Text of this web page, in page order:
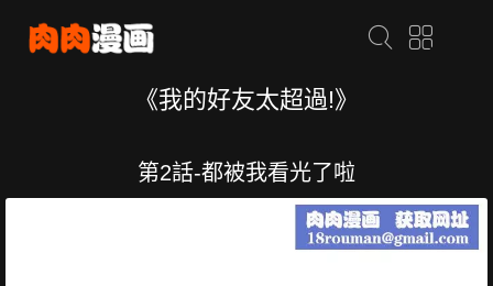
《我的好友太超過!》
第2話-都被我看光了啦